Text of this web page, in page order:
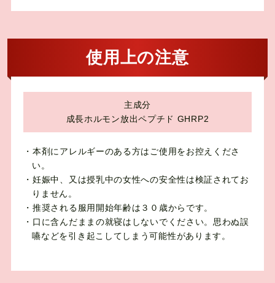
使用上の注意
主成分
成長ホルモン放出ペプチド GHRP2
・本剤にアレルギーのある方はご使用をお控えくださ
い。
・妊娠中、又は授乳中の女性への安全性は検証されてお
りません。
・推奨される服用開始年齢は３０歳からです。
・口に含んだままの就寝はしないでください。思わぬ誤
嚥などを引き起こしてしまう可能性があります。